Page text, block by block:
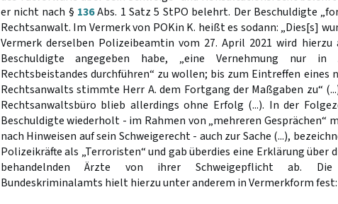
er nicht nach § 136Abs. 1 Satz 5 StPO belehrt. Der Beschuldigte
Rechtsanwalt. Im Vermerk von POKin K. heißt es sodann: „Dies[s]
Vermerk derselben Polizeibeamtin vom 27. April 2021 wird hierzu
Beschuldigte angegeben habe, „eine Vernehmung nur in
Rechtsbeistandes durchführen“ zu wollen; bis zum Eintreffen eines
Rechtsanwalts stimmte Herr A. dem Fortgang der Maßgaben zu“
Rechtsanwaltsbüro blieb allerdings ohne Erfolg (...). In der
Beschuldigte wiederholt - im Rahmen von „mehreren Gesprächen“
nach Hinweisen auf sein Schweigerecht - auch zur Sache (...),
Polizeikräfte als „Terroristen“ und gab überdies eine Erklärung über
behandelnden Ärzte von ihrer Schweigepflicht ab. Die
Bundeskriminalamts hielt hierzu unter anderem in Vermerkform fest: